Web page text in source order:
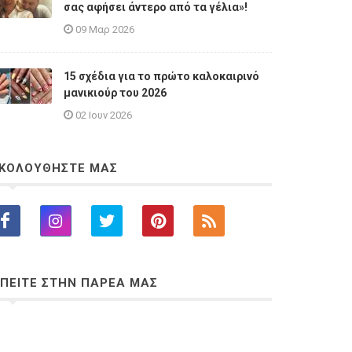
σας αφήσει άντερο από τα γέλια»!
09 Μαρ 2026
15 σχέδια για το πρώτο καλοκαιρινό
μανικιούρ του 2026
02 Ιουν 2026
ΜΑΣ
ΣΤΗΝ ΠΑΡΕΑ ΜΑΣ